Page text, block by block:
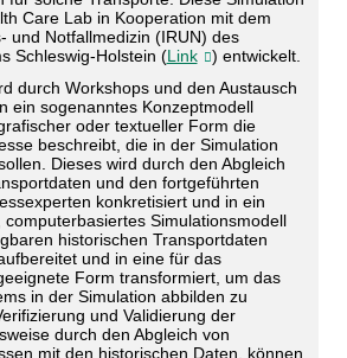
Care Lab in Kooperation mit dem
und Notfallmedizin (IRUN) des
Schleswig-Holstein (Link
) entwickelt.
durch Workshops und den Austausch
ein sogenanntes Konzeptmodell
oder textueller Form die
beschreibt, die in der Simulation
Dieses wird durch den Abgleich
und den fortgeführten
konkretisiert und in ein
Simulationsmodell
historischen Transportdaten
und in eine für das
Form transformiert, um das
in der Simulation abbilden zu
und Validierung der
durch den Abgleich von
mit den historischen Daten, können